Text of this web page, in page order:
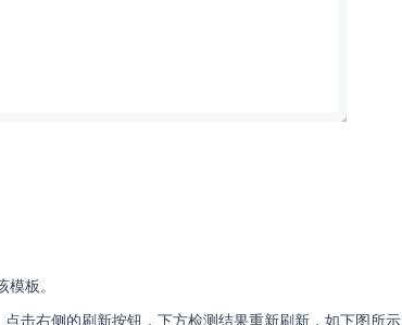
板。
击右侧的刷新按钮，下方检测结果重新刷新，如下图所